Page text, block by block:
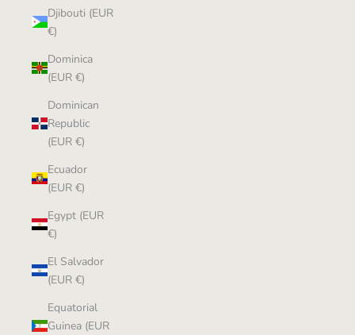
Djibouti (EUR
€)
Dominica
(EUR €)
Dominican
Republic
(EUR €)
Ecuador
(EUR €)
Egypt (EUR
€)
El Salvador
(EUR €)
Equatorial
Guinea (EUR